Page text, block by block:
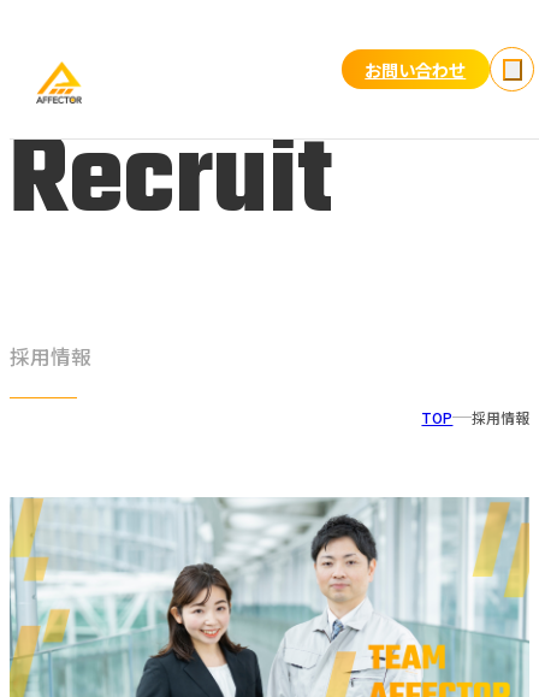
お問い合わせ
TOP 採用情報
採用情報
Recruit